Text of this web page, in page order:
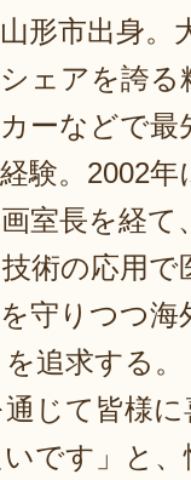
山形市出身。
シェアを誇る
カーなどで最
経験。2002
室長を経て
術の応用で
守りつつ海
追求する
じて皆様
です」と